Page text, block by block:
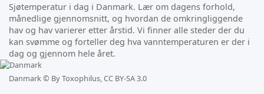
Sjøtemperatur i dag i Danmark. Lær om dagens forhold,
månedlige gjennomsnitt, og hvordan de omkringliggende
hav og hav varierer etter årstid. Vi finner alle steder der du
kan svømme og forteller deg hva vanntemperaturen er der i
dag og gjennom hele året.
Danmark © By Toxophilus, CC BY-SA 3.0